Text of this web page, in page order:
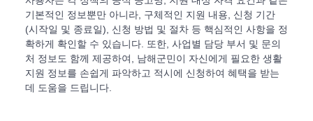
기본적인 정보뿐만 아니라, 구체적인 지원 내용, 신청 기간
(시작일 및 종료일), 신청 방법 및 절차 등 핵심적인 사항을 정
확하게 확인할 수 있습니다. 또한, 사업별 담당 부서 및 문의
처 정보도 함께 제공하여, 남해군민이 자신에게 필요한 생활
지원 정보를 손쉽게 파악하고 적시에 신청하여 혜택을 받는
데 도움을 드립니다.